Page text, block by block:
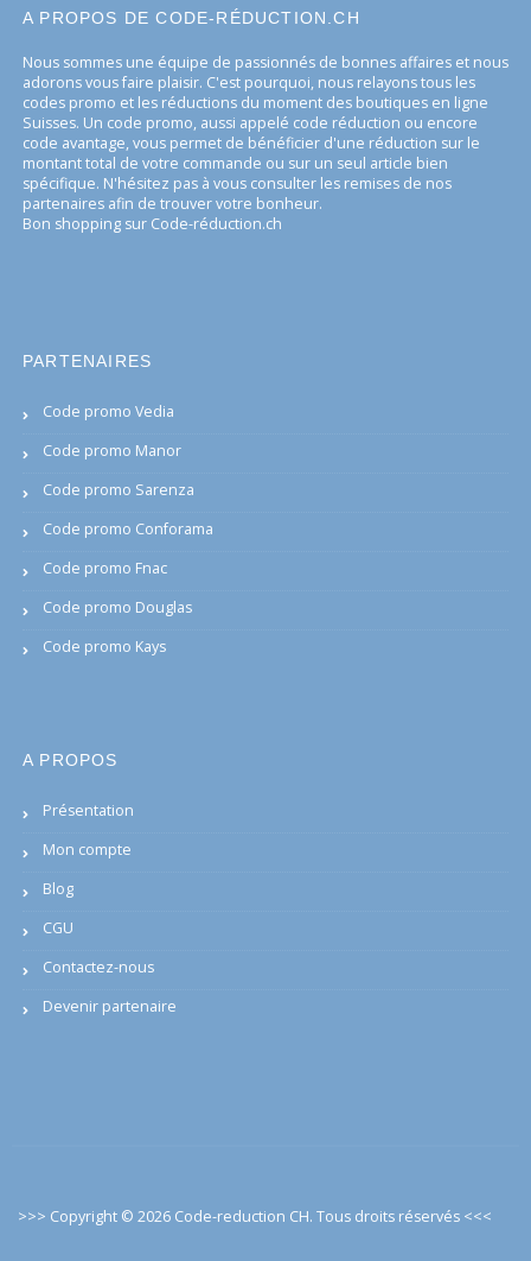
A PROPOS DE CODE-RÉDUCTION.CH
Nous sommes une équipe de passionnés de bonnes affaires et nous
adorons vous faire plaisir. C'est pourquoi, nous relayons tous les
codes promo et les réductions du moment des boutiques en ligne
Suisses. Un code promo, aussi appelé code réduction ou encore
code avantage, vous permet de bénéficier d'une réduction sur le
montant total de votre commande ou sur un seul article bien
spécifique. N'hésitez pas à vous consulter les remises de nos
partenaires afin de trouver votre bonheur.
Bon shopping sur Code-réduction.ch
PARTENAIRES
Code promo Vedia
Code promo Manor
Code promo Sarenza
Code promo Conforama
Code promo Fnac
Code promo Douglas
Code promo Kays
A PROPOS
Présentation
Mon compte
Blog
CGU
Contactez-nous
Devenir partenaire
>>> Copyright © 2026 Code-reduction CH. Tous droits réservés <<<